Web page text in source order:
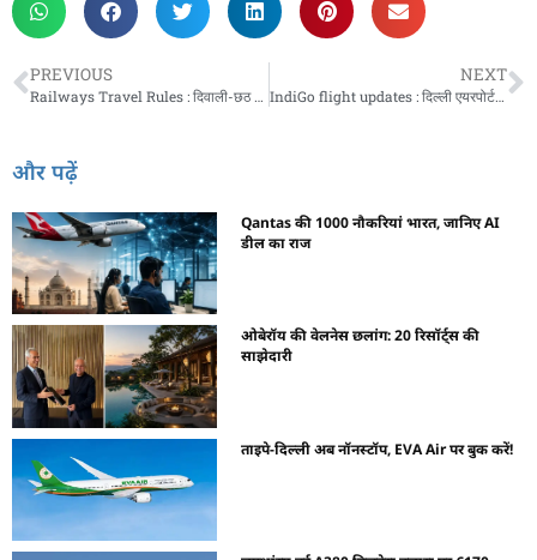
PREVIOUS
Railways Travel Rules : दिवाली-छठ में ट्रेन यात्रा: ये 8 गलतियां भेज सकती हैं जेल, भारतीय रेलवे अधिनियम की इन धाराओं को जान लें
NEXT
IndiGo flight updates : दिल्ली एयरपोर्ट से पकड़नी है फ्लाइट तो घर से निकलने के पहले चेक कर लें IndiGo का अपडेट
और पढ़ें
Qantas की 1000 नौकरियां भारत, जानिए AI
डील का राज
ओबेरॉय की वेलनेस छलांग: 20 रिसॉर्ट्स की
साझेदारी
ताइपे-दिल्ली अब नॉनस्टॉप, EVA Air पर बुक करें!